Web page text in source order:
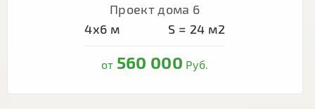
Проект дома 6
4х6 м S = 24 м2
от 560 000 Руб.